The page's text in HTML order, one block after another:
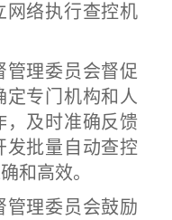
网络执行查控机
理委员会督促
定专门机构和人
，及时准确反馈
发批量自动查控
和高效。
理委员会鼓励